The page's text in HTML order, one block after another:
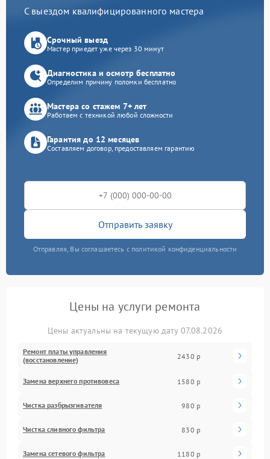
С выездом квалифицированного мастера
Срочный выезд
Мастер приедет уже через 30 минут
Диагностика и осмотр бесплатно
Определим причину поломки бесплатно
Мастера со стажем 7+ лет
Работаем с техникой любой сложности
Гарантия до 12 месяцев
Составляем договор, предоставляем гарантию
Отправить заявку
Отправляя, Вы соглашаетесь с политикой конфиденциальности
Цены на услуги ремонта
Цены актуальны на текущую дату 07.08.2026
Ремонт платы управления
(восстановление)
2430 р
Замена верхнего противовеса 1580 р
Чистка разбрызгивателя 980 р
Чистка сливного фильтра 830 р
Замена сетевого фильтра 1180 р